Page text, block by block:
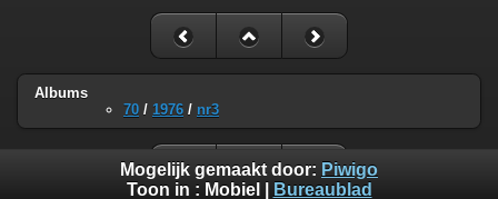
Albums
70 / 1976 / nr3
Mogelijk gemaakt door: Piwigo
Toon in : Mobiel Bureaublad